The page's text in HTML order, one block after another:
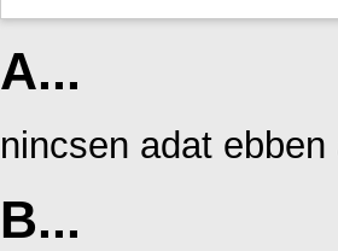
A...
nincsen adat
B...